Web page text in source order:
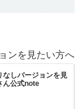
ンを見たい方へ
なしバージョンを見
ん公式note